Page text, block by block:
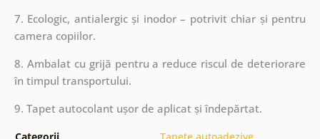
7. Ecologic, antialergic și inodor – potrivit chiar și pentru
camera copiilor.
8. Ambalat cu grijă pentru a reduce riscul de deteriorare
în timpul transportului.
9. Tapet autocolant ușor de aplicat și îndepărtat.